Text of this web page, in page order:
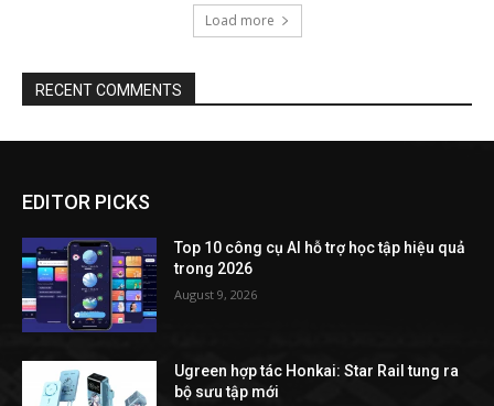
Load more
RECENT COMMENTS
EDITOR PICKS
Top 10 công cụ AI hỗ trợ học tập hiệu quả
trong 2026
August 9, 2026
Ugreen hợp tác Honkai: Star Rail tung ra
bộ sưu tập mới